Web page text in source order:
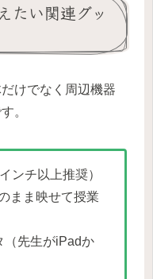
たい関連グッ
けでなく周辺機器
。
ンチ以上推奨）
まま映せて授業
先生がiPadか